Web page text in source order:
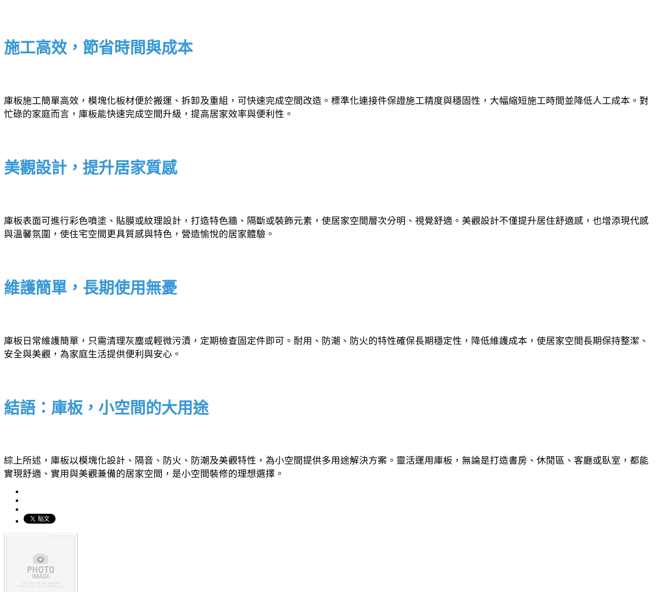
施工高效，節省時間與成本
庫板施工簡單高效，模塊化板材便於搬運、拆卸及重組，可快速完成空間改造。標準化連接件保證施工精度與穩固性，大幅縮短施工時間並降低人工成本。對
忙碌的家庭而言，庫板能快速完成空間升級，提高居家效率與便利性。
美觀設計，提升居家質感
庫板表面可進行彩色噴塗、貼膜或紋理設計，打造特色牆、隔斷或裝飾元素，使居家空間層次分明、視覺舒適。美觀設計不僅提升居住舒適感，也增添現代感
與溫馨氛圍，使住宅空間更具質感與特色，營造愉悅的居家體驗。
維護簡單，長期使用無憂
庫板日常維護簡單，只需清理灰塵或輕微污漬，定期檢查固定件即可。耐用、防潮、防火的特性確保長期穩定性，降低維護成本，使居家空間長期保持整潔、
安全與美觀，為家庭生活提供便利與安心。
結語：庫板，小空間的大用途
綜上所述，庫板以模塊化設計、隔音、防火、防潮及美觀特性，為小空間提供多用途解決方案。靈活運用庫板，無論是打造書房、休閒區、客廳或臥室，都能
實現舒適、實用與美觀兼備的居家空間，是小空間裝修的理想選擇。